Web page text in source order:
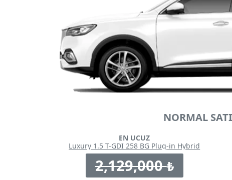
NORMAL
EN UCUZ
Luxury 1.5 T-GDI 258 BG Plug-in Hybrid
2,129,000₺